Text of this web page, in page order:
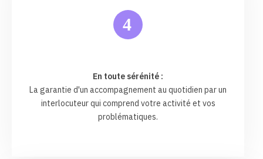
4
En toute sérénité :
La garantie d'un accompagnement au quotidien par un
interlocuteur qui comprend votre activité et vos
problématiques.